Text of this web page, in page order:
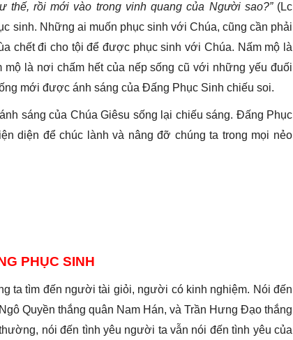
thế, rồi mới vào trong vinh quang của Người sao?” (Lc
sinh. Những ai muốn phục sinh với Chúa, cũng cần phải
chết đi cho tội để được phục sinh với Chúa. Nấm mộ là
là nơi chấm hết của nếp sống cũ với những yếu đuối
mới được ánh sáng của Đấng Phục Sinh chiếu soi.
sáng của Chúa Giêsu sống lại chiếu sáng. Đấng Phục
diện để chúc lành và nâng đỡ chúng ta trong mọi nẻo
PHỤC SINH
ta tìm đến người tài giỏi, người có kinh nghiệm. Nói đến
Quyền thắng quân Nam Hán, và Trần Hưng Đạo thắng
nói đến tình yêu người ta vẫn nói đến tình yêu của